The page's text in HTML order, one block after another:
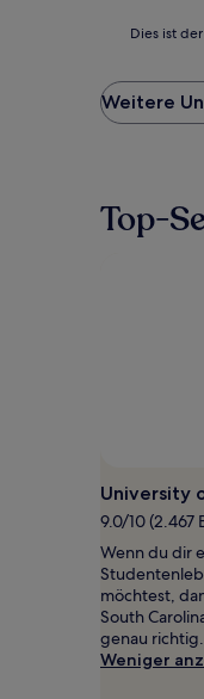
der
niedrigste
Preis
in
den
Preise
und
können
sich
ändern.
Es
können
zusätzliche
Dies ist
Weitere
Top-
University
9.0/10 (2.467
Wenn du dir
möchtest,
South
genau richtig.
Weniger